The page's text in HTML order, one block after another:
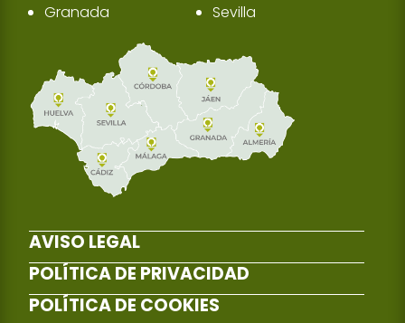
Granada
Sevilla
AVISO LEGAL
POLÍTICA DE PRIVACIDAD
POLÍTICA DE COOKIES